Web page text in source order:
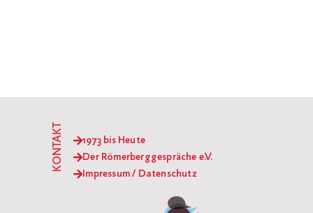
1973 bis Heute
Der Römerberggespräche e.V.
Impressum / Datenschutz
KONTAKT